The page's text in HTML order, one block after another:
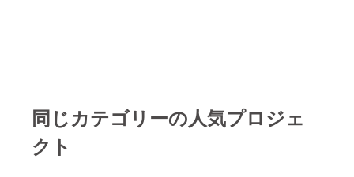
器の何かひとつを無料
同じカテゴリーの人気プロジェ
クト